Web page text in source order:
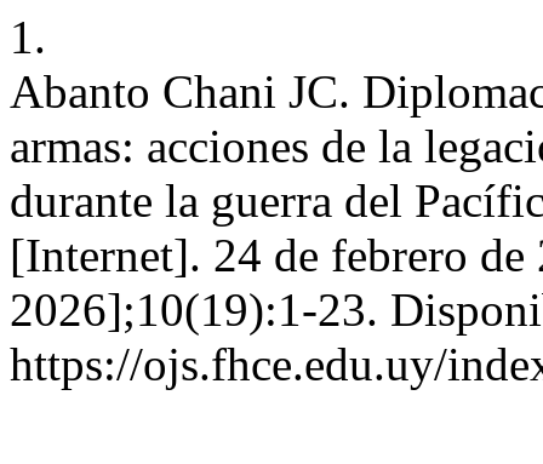
1.
Abanto Chani JC.
armas: acciones de la
durante la guerra del
[Internet]. 24 de febrero
2026];10(19):1-23.
https://ojs.fhce.edu.uy/